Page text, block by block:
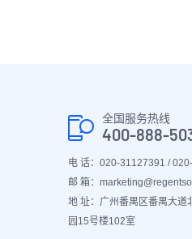
全国服务热线
400-888-
电 话：020-31127391 /
邮 箱：
地 址：广州番禺区番禺大道
园15号楼102室